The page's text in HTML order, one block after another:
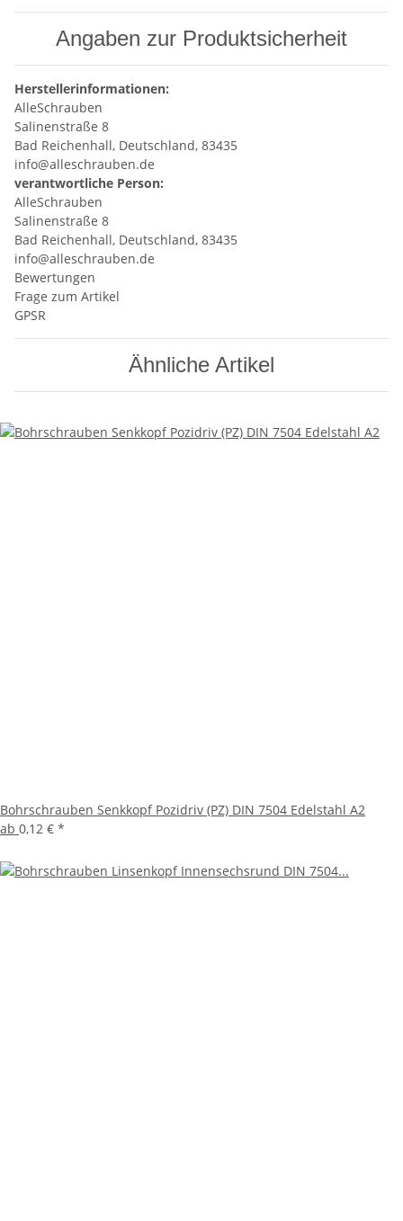
Angaben zur Produktsicherheit
Herstellerinformationen:
AlleSchrauben
Salinenstraße 8
Bad Reichenhall, Deutschland, 83435
info@alleschrauben.de
verantwortliche Person:
AlleSchrauben
Salinenstraße 8
Bad Reichenhall, Deutschland, 83435
info@alleschrauben.de
Bewertungen
Frage zum Artikel
GPSR
Ähnliche Artikel
Bohrschrauben Senkkopf Pozidriv (PZ) DIN 7504 Edelstahl A2
ab 0,12 € *